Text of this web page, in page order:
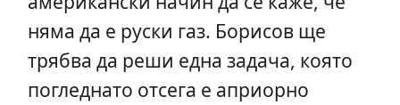
няма да е руски газ. Борисов ще
трябва да реши една задача, която
погледнато отсега е априорно